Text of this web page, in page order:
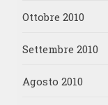
Ottobre 2010
Settembre 2010
Agosto 2010